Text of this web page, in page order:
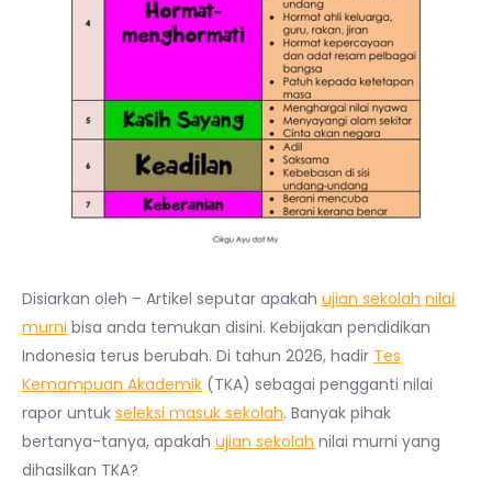
Disiarkan oleh – Artikel seputar apakah ujian sekolah nilai
murni bisa anda temukan disini. Kebijakan pendidikan
Indonesia terus berubah. Di tahun 2026, hadir Tes
Kemampuan Akademik (TKA) sebagai pengganti nilai
rapor untuk seleksi masuk sekolah. Banyak pihak
bertanya-tanya, apakah ujian sekolah nilai murni yang
dihasilkan TKA?